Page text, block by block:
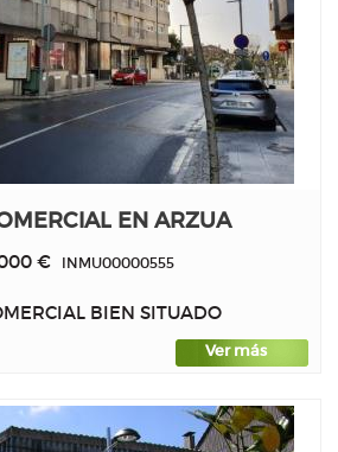
EN ARZUA
€INMU00000555
BIEN SITUADO
Ver más